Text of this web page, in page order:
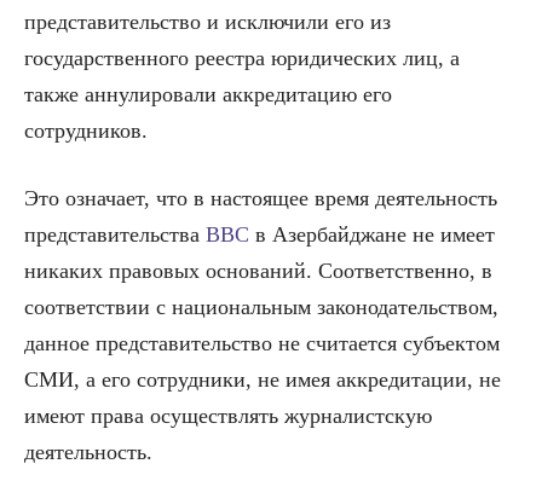
представительство и исключили его из
государственного реестра юридических лиц, а
также аннулировали аккредитацию его
сотрудников.
Это означает, что в настоящее время деятельность
представительства BBC в Азербайджане не имеет
никаких правовых оснований. Соответственно, в
соответствии с национальным законодательством,
данное представительство не считается субъектом
СМИ, а его сотрудники, не имея аккредитации, не
имеют права осуществлять журналистскую
деятельность.